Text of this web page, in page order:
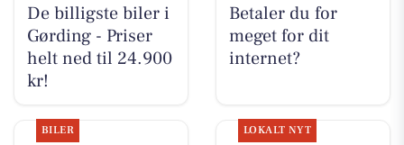
De billigste biler i
Gørding - Priser
helt ned til 24.900
kr!
Betaler du for
meget for dit
internet?
BILER LOKALT NYT